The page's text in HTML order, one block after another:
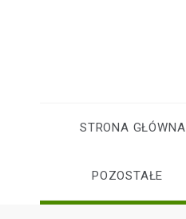
STRONA GŁÓWNA
POZOSTAŁE